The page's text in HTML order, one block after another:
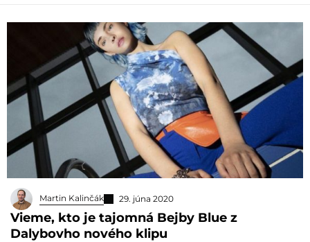
Martin Kalinčák 29. júna 2020
Vieme, kto je tajomná Bejby Blue z
Dalybovho nového klipu